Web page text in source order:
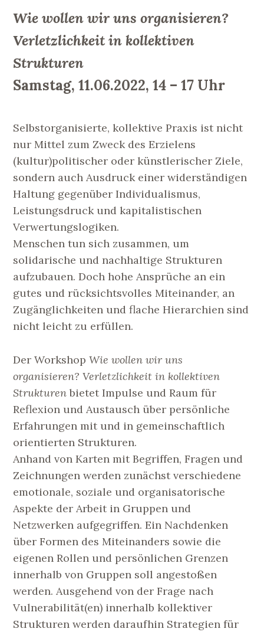
Wie wollen wir uns organisieren?
Verletzlichkeit in kollektiven
Strukturen
Samstag, 11.06.2022, 14 – 17 Uhr
Selbstorganisierte, kollektive Praxis ist nicht
nur Mittel zum Zweck des Erzielens
(kultur)politischer oder künstlerischer Ziele,
sondern auch Ausdruck einer widerständigen
Haltung gegenüber Individualismus,
Leistungsdruck und kapitalistischen
Verwertungslogiken.
Menschen tun sich zusammen, um
solidarische und nachhaltige Strukturen
aufzubauen. Doch hohe Ansprüche an ein
gutes und rücksichtsvolles Miteinander, an
Zugänglichkeiten und flache Hierarchien sind
nicht leicht zu erfüllen.
Der WorkshopWie wollen wir uns
organisieren? Verletzlichkeit in kollektiven
Strukturenbietet Impulse und Raum für
Reflexion und Austausch über persönliche
Erfahrungen mit und in gemeinschaftlich
orientierten Strukturen.
Anhand von Karten mit Begriffen, Fragen und
Zeichnungen werden zunächst verschiedene
emotionale, soziale und organisatorische
Aspekte der Arbeit in Gruppen und
Netzwerken aufgegriffen. Ein Nachdenken
über Formen des Miteinanders sowie die
eigenen Rollen und persönlichen Grenzen
innerhalb von Gruppen soll angestoßen
werden. Ausgehend von der Frage nach
Vulnerabilität(en) innerhalb kollektiver
Strukturen werden daraufhin Strategien für